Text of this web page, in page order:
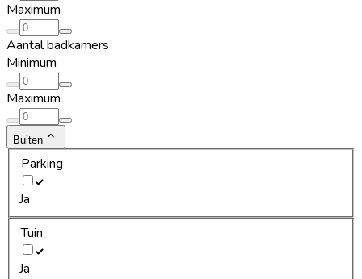
Maximum
Aantal badkamers
Minimum
Maximum
Buiten
Parking
Ja
Tuin
Ja